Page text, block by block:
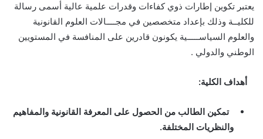
يعتبر تكوين إطارات ذوي كفاءات وقدرات علمية عالية أسمى رسالة
للكليــة وذلك بإعداد متخصصين في مجــــالات العلوم القانونية
والعلوم السياســـــية يكونون قادرين على المنافسة في المستويين
الوطني والدولي .
أهداف الكلية:
تمكين الطالب من الحصول على المعرفة القانونية والمفاهيم
والنظريات المختلفة.